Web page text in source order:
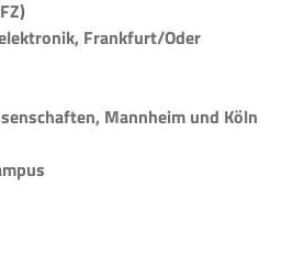
Frankfurt/Oder
Mannheim und Köln